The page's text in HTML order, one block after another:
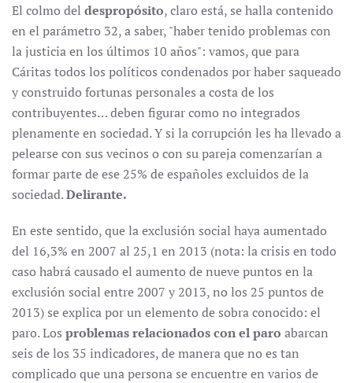
El colmo del despropósito, claro está, se halla contenido
en el parámetro 32, a saber, "haber tenido problemas con
la justicia en los últimos 10 años": vamos, que para
Cáritas todos los políticos condenados por haber saqueado
y construido fortunas personales a costa de los
contribuyentes… deben figurar como no integrados
plenamente en sociedad. Y si la corrupción les ha llevado a
pelearse con sus vecinos o con su pareja comenzarían a
formar parte de ese 25% de españoles excluidos de la
sociedad.Delirante.
En este sentido, que la exclusión social haya aumentado
del 16,3% en 2007 al 25,1 en 2013 (nota: la crisis en todo
caso habrá causado el aumento de nueve puntos en la
exclusión social entre 2007 y 2013, no los 25 puntos de
2013) se explica por un elemento de sobra conocido: el
paro. Los problemas relacionados con el paro abarcan
seis de los 35 indicadores, de manera que no es tan
complicado que una persona se encuentre en varios de